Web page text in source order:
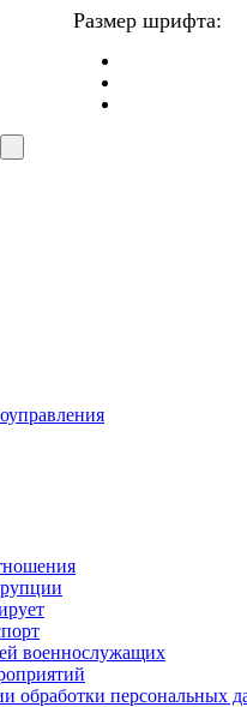
Размер шрифта:
военнослужащих
обработки персональных